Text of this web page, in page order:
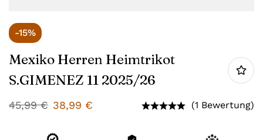
-15%
Mexiko Herren Heimtrikot
S.GIMENEZ 11 2025/26
45,99€ 38,99 € (1 Bewertung)